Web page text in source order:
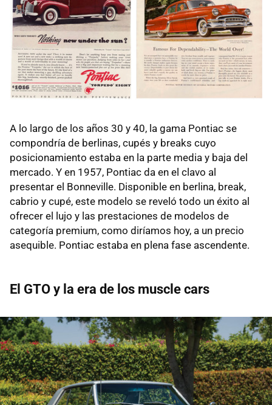
A lo largo de los años 30 y 40, la gama Pontiac se
compondría de berlinas, cupés y breaks cuyo
posicionamiento estaba en la parte media y baja del
mercado. Y en 1957, Pontiac da en el clavo al
presentar el Bonneville. Disponible en berlina, break,
cabrio y cupé, este modelo se reveló todo un éxito al
ofrecer el lujo y las prestaciones de modelos de
categoría premium, como diríamos hoy, a un precio
asequible. Pontiac estaba en plena fase ascendente.
El GTO y la era de los muscle cars